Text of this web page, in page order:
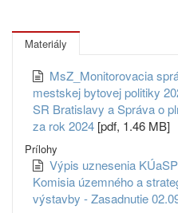
Materiály
MsZ_Monitorovacia
mestskej bytovej politiky
SR Bratislavy a Správa o
za rok 2024 [pdf, 1.46 MB]
Prílohy
Výpis uznesenia
Komisia územného a
výstavby - Zasadnutie